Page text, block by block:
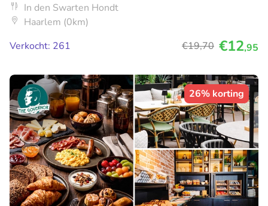
In den Swarten Hondt
Haarlem (0km)
Verkocht: 261
€19,70 €12,95
26% korting